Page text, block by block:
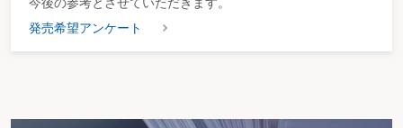
発売希望アンケート